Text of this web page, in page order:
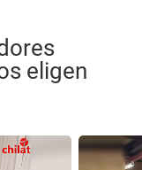
eligen